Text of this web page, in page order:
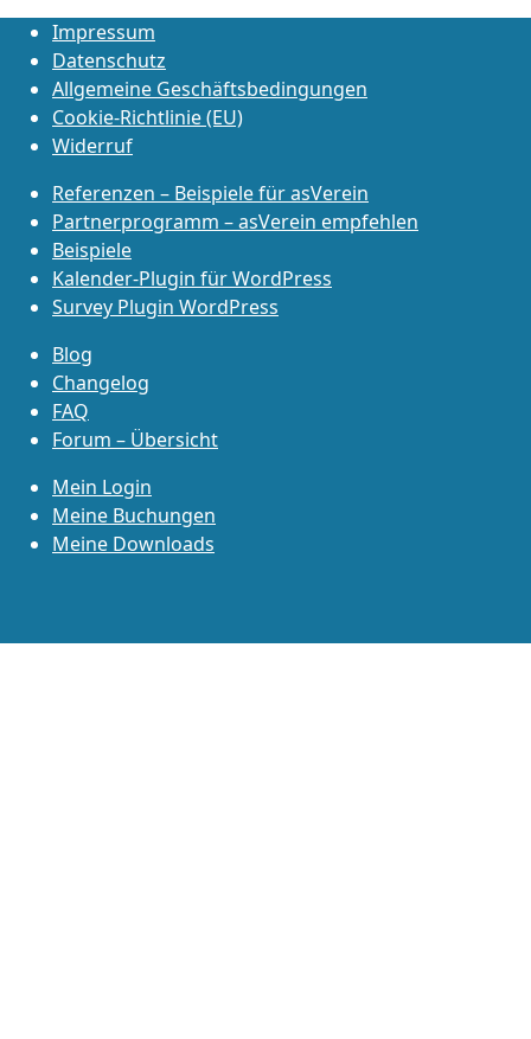
Impressum
Datenschutz
Allgemeine Geschäftsbedingungen
Cookie-Richtlinie (EU)
Widerruf
Referenzen – Beispiele für asVerein
Partnerprogramm – asVerein empfehlen
Beispiele
Kalender-Plugin für WordPress
Survey Plugin WordPress
Blog
Changelog
FAQ
Forum – Übersicht
Mein Login
Meine Buchungen
Meine Downloads